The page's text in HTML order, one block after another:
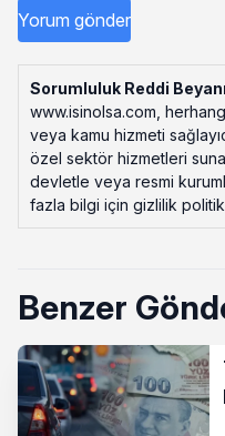
Sorumluluk Reddi
www.isinolsa.com,
veya kamu hizmeti
özel sektör hizmetleri
devletle veya resmi
fazla bilgi için gizlilik
Benzer